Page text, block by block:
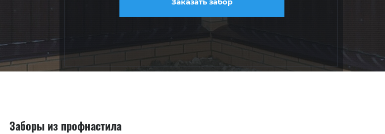
Заборы из профнастила